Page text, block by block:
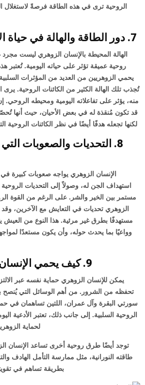
الروحية ترى في هذه الطاقة فرصةً لاستغلال
7. دور الطاقة والهالة في حياة الإنسان الزوهري
الهالة المحيطة بالإنسان الزوهري ليست
روحية عميقة تؤثر على حياته اليومية. تُعتبر
يحمي الزوهريين من العديد من المؤثرات
تُجذب تلك الهالة الكثير من الكائنات الروحية.
منه، يؤثر على تفاعلاته اليومية ومحيطه الروحي.
قد تكون مُنقذة له في بعض الأحيان، حيث أنها
لكنها تجعله هدفًا أيضًا في نظر الكائنات
8. التحديات والصعوبات
الإنسان الزوهري يواجه صعوبات كبيرة
استهداف الجن له، وصولاً إلى التحديات
مستمر بين الخير والشر. على الرغم من القوة
الزوهري تحديات في التعايش مع الآخرين، وقد
مستهدفًا بطرق غير مرئية. هذا النوع من
وواعيًا بما يحدث حوله، وأن يكون مستعدًا
9. كيف يحمي الإنسان الزوهري نفسه
يمكن للإنسان الزوهري حماية نفسه عبر
تحفظه من الشرور. من أهم الوسائل التي يُنصح
سورتي البقرة وآل عمران، اللتين تساهمان في
الروحية السلبية. إلى جانب ذلك، تعتبر الأدعية
لحماية
توجد أيضًا طرق روحية أخرى تساعد الإنسان
طاقته النورانية، مثل ممارسة التأمل الهادف
بطريقة تساهم في